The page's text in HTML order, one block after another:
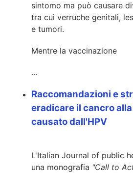
sintomo ma può causare
tra cui verruche genitali,
e tumori.
Mentre la vaccinazione
...
Raccomandazioni e
eradicare il cancro
causato dall'HPV
L'Italian Journal of public
una monografia "Call to